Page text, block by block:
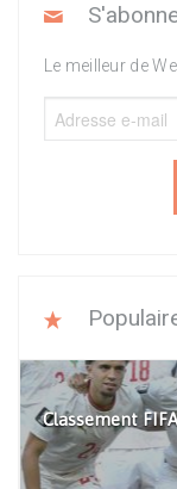
Le meilleur de
Classement